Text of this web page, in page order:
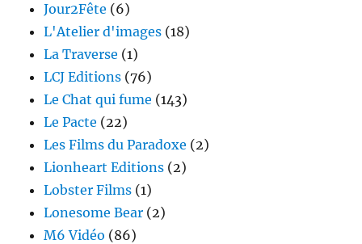
Jour2Fête (6)
L'Atelier d'images (18)
La Traverse (1)
LCJ Editions (76)
Le Chat qui fume (143)
Le Pacte (22)
Les Films du Paradoxe (2)
Lionheart Editions (2)
Lobster Films (1)
Lonesome Bear (2)
M6 Vidéo (86)